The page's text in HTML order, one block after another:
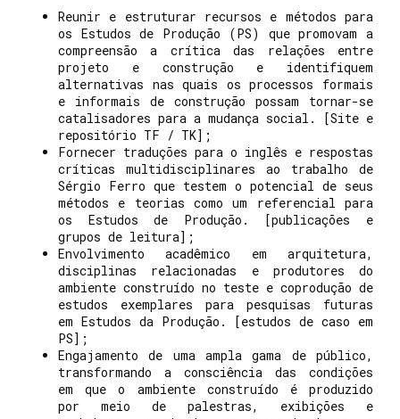
Reunir e estruturar recursos e métodos para
os Estudos de Produção (PS) que promovam a
compreensão a crítica das relações entre
projeto e construção e identifiquem
alternativas nas quais os processos formais
e informais de construção possam tornar-se
catalisadores para a mudança social. [Site e
repositório TF / TK];
Fornecer traduções para o inglês e respostas
críticas multidisciplinares ao trabalho de
Sérgio Ferro que testem o potencial de seus
métodos e teorias como um referencial para
os Estudos de Produção. [publicações e
grupos de leitura];
Envolvimento acadêmico em arquitetura,
disciplinas relacionadas e produtores do
ambiente construído no teste e coprodução de
estudos exemplares para pesquisas futuras
em Estudos da Produção. [estudos de caso em
PS];
Engajamento de uma ampla gama de público,
transformando a consciência das condições
em que o ambiente construído é produzido
por meio de palestras, exibições e